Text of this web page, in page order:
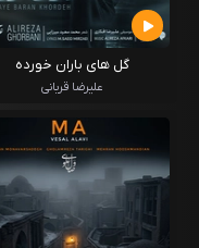
گل های باران خورده
علیرضا قربانی